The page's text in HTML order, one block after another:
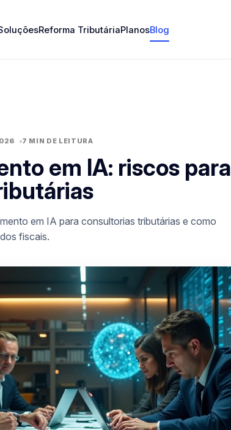
Reforma TributáriaPlanosBlog
7 MIN DE LEITURA
em IA: riscos para
em IA para consultorias tributárias e como
fiscais.